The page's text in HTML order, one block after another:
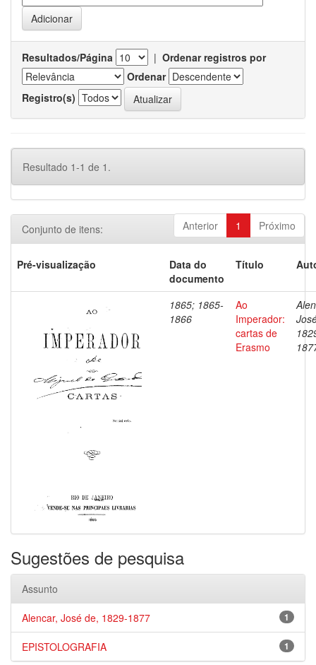
Resultados/Página | Ordenar registros por
Ordenar
Registro(s)
Resultado 1-1 de 1.
Anterior 1 Próximo
Conjunto de itens:
Pré-visualização
Data do
documento
Título
1865; 1865-
1866
Ao
Imperador:
cartas de
Erasmo
Sugestões de pesquisa
Assunto
1
Alencar, José de, 1829-1877
1
EPISTOLOGRAFIA